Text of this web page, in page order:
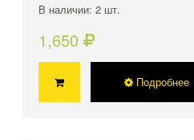
В наличии: 2 шт.
1,650
Подробнее